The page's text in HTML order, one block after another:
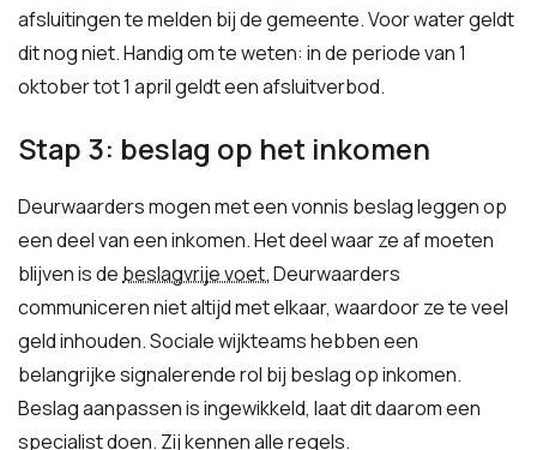
afsluitingen te melden bij de gemeente. Voor water geldt
dit nog niet. Handig om te weten: in de periode van 1
oktober tot 1 april geldt een afsluitverbod.
Stap 3: beslag op het inkomen
Deurwaarders mogen met een vonnis beslag leggen op
een deel van een inkomen. Het deel waar ze af moeten
blijven is de beslagvrije voet.Deurwaarders
communiceren niet altijd met elkaar, waardoor ze te veel
geld inhouden. Sociale wijkteams hebben een
belangrijke signalerende rol bij beslag op inkomen.
Beslag aanpassen is ingewikkeld, laat dit daarom een
specialist doen. Zij kennen alle regels.